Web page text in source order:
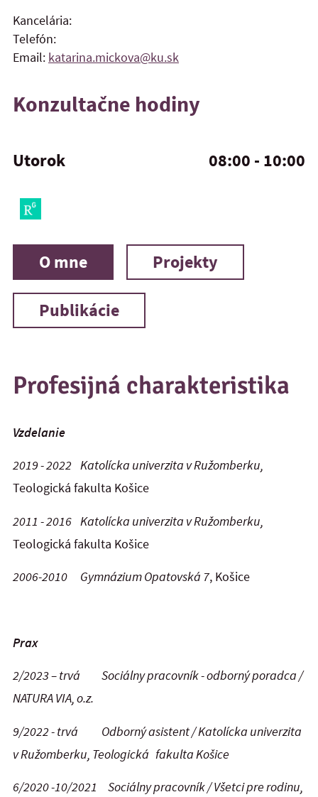
Kancelária:
Telefón:
Email: katarina.mickova@ku.sk
Konzultačne hodiny
Utorok 08:00 - 10:00
O mne Projekty
Publikácie
Profesijná charakteristika
Vzdelanie
2019 - 2022 Katolícka univerzita v Ružomberku,
Teologická fakulta Košice
2011 - 2016 Katolícka univerzita v Ružomberku,
Teologická fakulta Košice
2006-2010 Gymnázium Opatovská 7, Košice
Prax
2/2023 – trvá Sociálny pracovník - odborný poradca /
NATURA VIA, o.z.
9/2022 - trvá Odborný asistent / Katolícka univerzita
v Ružomberku, Teologická fakulta Košice
6/2020 -10/2021 Sociálny pracovník / Všetci pre rodinu,